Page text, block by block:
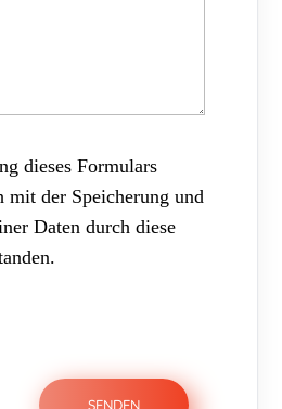
dieses Formulars
mit der Speicherung und
Daten durch diese